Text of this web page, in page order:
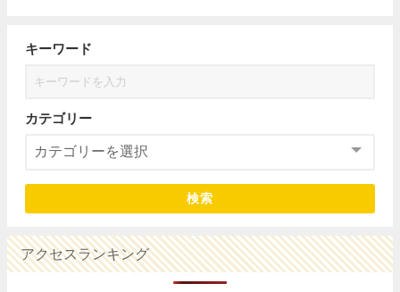
キーワード
カテゴリー
検索
アクセスランキング